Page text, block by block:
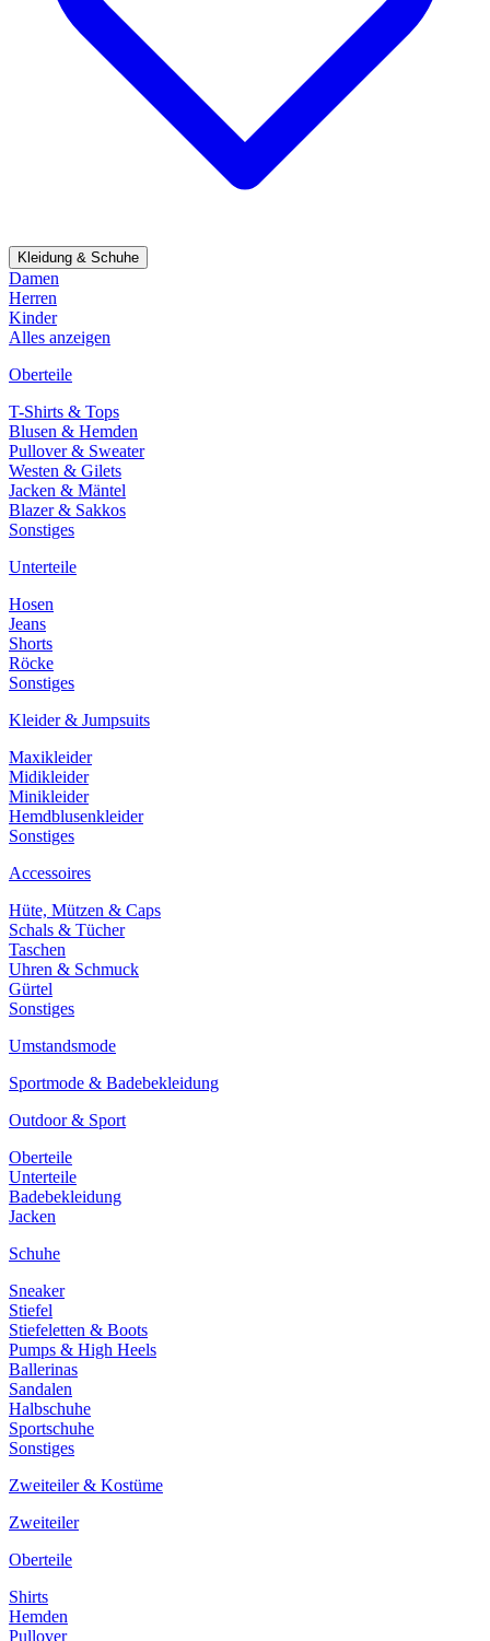
Kleidung & Schuhe
Damen
Herren
Kinder
Alles anzeigen
Oberteile
T-Shirts & Tops
Blusen & Hemden
Pullover & Sweater
Westen & Gilets
Jacken & Mäntel
Blazer & Sakkos
Sonstiges
Unterteile
Hosen
Jeans
Shorts
Röcke
Sonstiges
Kleider & Jumpsuits
Maxikleider
Midikleider
Minikleider
Hemdblusenkleider
Sonstiges
Accessoires
Hüte, Mützen & Caps
Schals & Tücher
Taschen
Uhren & Schmuck
Gürtel
Sonstiges
Umstandsmode
Sportmode & Badebekleidung
Outdoor & Sport
Oberteile
Unterteile
Badebekleidung
Jacken
Schuhe
Sneaker
Stiefel
Stiefeletten & Boots
Pumps & High Heels
Ballerinas
Sandalen
Halbschuhe
Sportschuhe
Sonstiges
Zweiteiler & Kostüme
Zweiteiler
Oberteile
Shirts
Hemden
Pullover